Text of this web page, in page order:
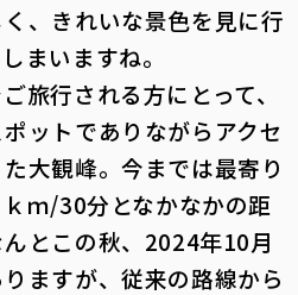
、きれいな景色を見に行
まいますね。
旅行される方にとって、
ットでありながらアクセ
大観峰。今までは最寄り
ｍ/30分となかなかの距
とこの秋、2024年10月
ますが、従来の路線から